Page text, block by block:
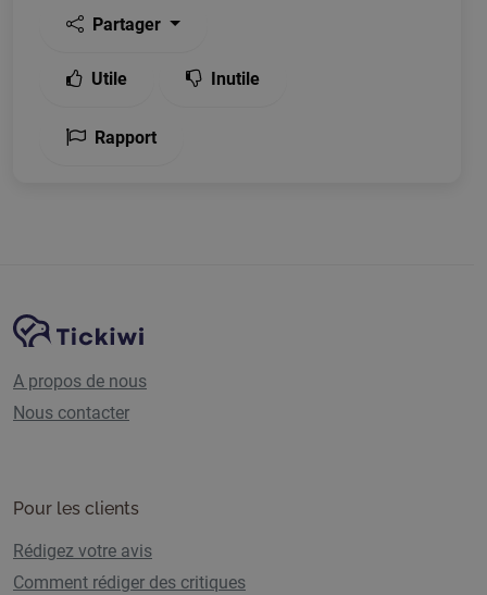
Partager
Utile Inutile
Rapport
Navigation du sitePlate-forme Tickiwi
A propos de nous
Nous contacter
Pour les clients
Rédigez votre avis
Comment rédiger des critiques